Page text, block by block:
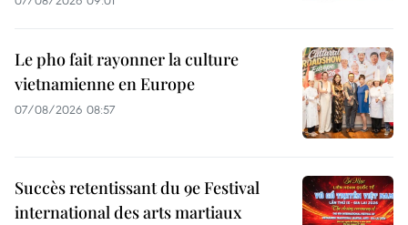
Le pho fait rayonner la culture
vietnamienne en Europe
07/08/2026 08:57
Succès retentissant du 9e Festival
international des arts martiaux